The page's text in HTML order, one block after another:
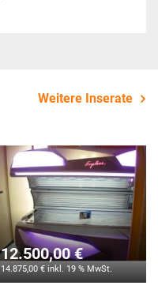
Weitere Inserate
12.500,00 €
14.875,00 € inkl. 19 % MwSt.